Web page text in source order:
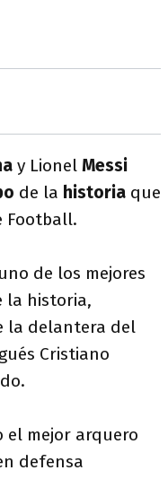
y Lionel Messi
de la historia que
Football.
de los mejores
la historia,
la delantera del
Cristiano
el mejor arquero
defensa